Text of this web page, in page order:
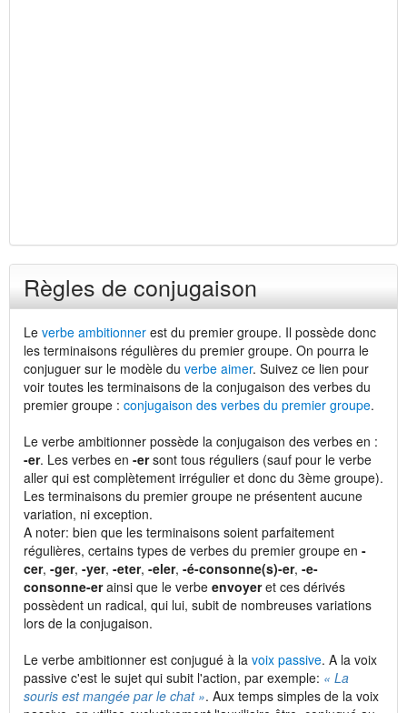
Règles de conjugaison
Le verbe ambitionner est du premier groupe. Il possède donc
les terminaisons régulières du premier groupe. On pourra le
conjuguer sur le modèle du verbe aimer. Suivez ce lien pour
voir toutes les terminaisons de la conjugaison des verbes du
premier groupe : conjugaison des verbes du premier groupe.
Le verbe ambitionner possède la conjugaison des verbes en :
-er. Les verbes en -ersont tous réguliers (sauf pour le verbe
aller qui est complètement irrégulier et donc du 3ème groupe).
Les terminaisons du premier groupe ne présentent aucune
variation, ni exception.
A noter: bien que les terminaisons soient parfaitement
régulières, certains types de verbes du premier groupe en -
cer, -ger, -yer, -eter, -eler, -é-consonne(s)-er, -e-
consonne-erainsi que le verbe envoyeret ces dérivés
possèdent un radical, qui lui, subit de nombreuses variations
lors de la conjugaison.
Le verbe ambitionner est conjugué à la voix passive. A la voix
passive c'est le sujet qui subit l'action, par exemple: « La
souris est mangée par le chat ». Aux temps simples de la voix